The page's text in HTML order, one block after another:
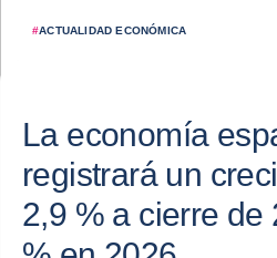
#ACTUALIDAD ECONÓMICA
La economía
registrará un
2,9 % a cierre de